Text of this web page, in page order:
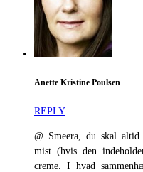
Anette Kristine Poulsen
REPLY
@ Smeera, du skal
mist (hvis den
creme. I hvad